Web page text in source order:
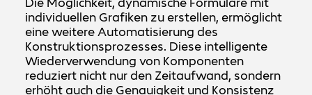
individuellen Grafiken zu erstellen, ermöglicht
eine weitere Automatisierung des
Konstruktionsprozesses. Diese intelligente
Wiederverwendung von Komponenten
reduziert nicht nur den Zeitaufwand, sondern
erhöht auch die Genauigkeit und Konsistenz